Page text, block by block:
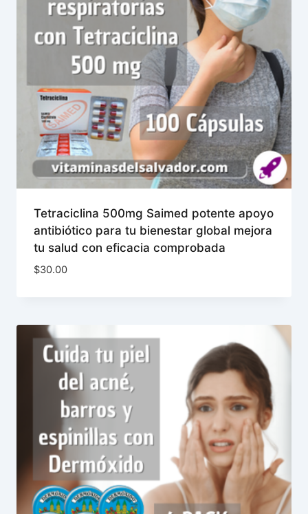
Tetraciclina 500mg Saimed potente apoyo
antibiótico para tu bienestar global mejora
tu salud con eficacia comprobada
$30.00